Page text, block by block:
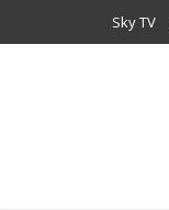
Sky TV